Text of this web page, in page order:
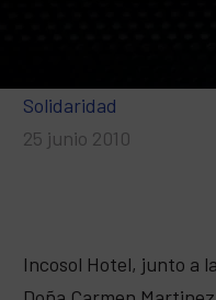
Solidaridad
25 junio 2010
Incosol Hotel, junto a